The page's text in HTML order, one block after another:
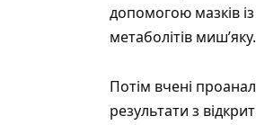
допомогою мазків
метаболітів миш’яку.
Потім вчені
результати з